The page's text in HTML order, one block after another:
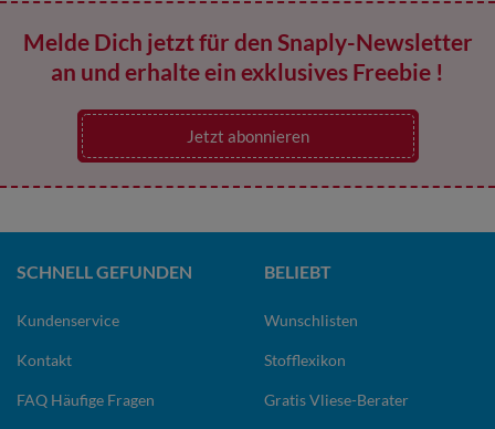
Melde Dich jetzt für den Snaply-Newsletter
an und erhalte ein exklusives Freebie !
Jetzt abonnieren
SCHNELL GEFUNDEN
Kundenservice
Kontakt
FAQ Häufige Fragen
BELIEBT
Wunschlisten
Stofflexikon
Gratis Vliese-Berater